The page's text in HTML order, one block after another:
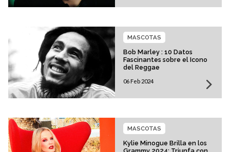
Bob Marley : 10 Datos
Fascinantes sobre el Icono
del Reggae
MASCOTAS
06 Feb 2024
Kylie Minogue Brilla en los
MASCOTAS